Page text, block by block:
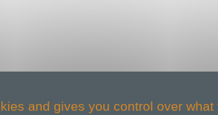
and gives you control over